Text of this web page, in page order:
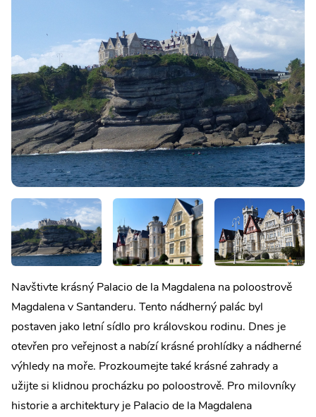
Navštivte krásný Palacio de la Magdalena na poloostrově
Magdalena v Santanderu. Tento nádherný palác byl
postaven jako letní sídlo pro královskou rodinu. Dnes je
otevřen pro veřejnost a nabízí krásné prohlídky a nádherné
výhledy na moře. Prozkoumejte také krásné zahrady a
užijte si klidnou procházku po poloostrově. Pro milovníky
historie a architektury je Palacio de la Magdalena